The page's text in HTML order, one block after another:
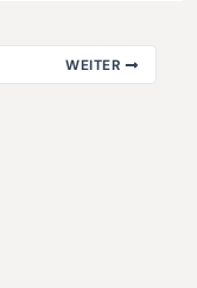
WEITER